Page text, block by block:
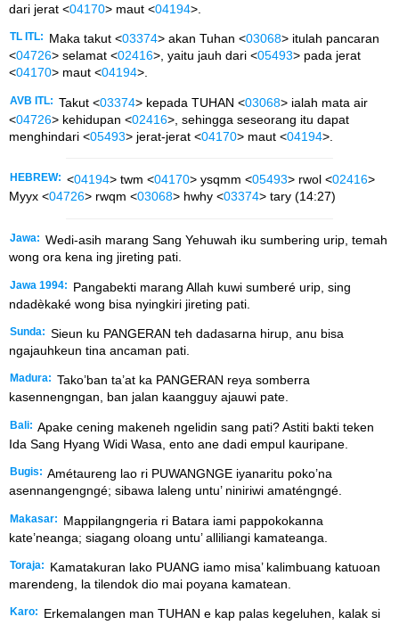
dari jerat <04170> maut <04194>.
TL ITL: Maka takut <03374> akan Tuhan <03068> itulah pancaran
<04726> selamat <02416>, yaitu jauh dari <05493> pada jerat
<04170> maut <04194>.
AVB ITL: Takut <03374> kepada TUHAN <03068> ialah mata air
<04726> kehidupan <02416>, sehingga seseorang itu dapat
menghindari <05493> jerat-jerat <04170> maut <04194>.
HEBREW: <04194> twm <04170> ysqmm <05493> rwol <02416>
Myyx <04726> rwqm <03068> hwhy <03374> tary (14:27)
Jawa: Wedi-asih marang Sang Yehuwah iku sumbering urip, temah
wong ora kena ing jireting pati.
Jawa 1994:
Pangabekti marang Allah kuwi sumberé urip, sing
ndadèkaké wong bisa nyingkiri jireting pati.
Sunda: Sieun ku PANGERAN teh dadasarna hirup, anu bisa
ngajauhkeun tina ancaman pati.
Madura: Tako’ban ta’at ka PANGERAN reya somberra
kasennengngan, ban jalan kaangguy ajauwi pate.
Bali: Apake cening makeneh ngelidin sang pati? Astiti bakti teken
Ida Sang Hyang Widi Wasa, ento ane dadi empul kauripane.
Bugis: Amétaureng lao ri PUWANGNGE iyanaritu poko’na
asennangengngé; sibawa laleng untu’ niniriwi amaténgngé.
Makasar:
Mappilangngeria ri Batara iami pappokokanna
kate’neanga; siagang oloang untu’ alliliangi kamateanga.
Toraja:
Kamatakuran lako PUANG iamo misa’ kalimbuang katuoan
marendeng, la tilendok dio mai poyana kamatean.
Karo:
Erkemalangen man TUHAN e kap palas kegeluhen, kalak si